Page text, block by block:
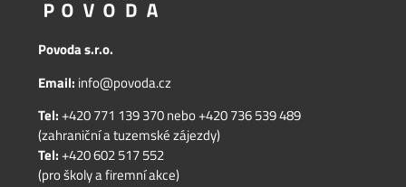
Povoda s.r.o.
Email: info@povoda.cz
Tel:+420 771 139 370nebo+420 736 539 489
(zahraniční a tuzemské zájezdy)
Tel:+420 602 517 552
(pro školy a firemní akce)